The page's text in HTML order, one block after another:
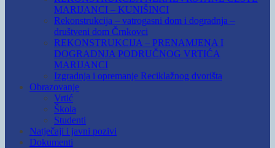
MARIJANCI – KUNIŠINCI
Rekonstrukcija – vatrogasni dom i dogradnja –
društveni dom Črnkovci
REKONSTRUKCIJA – PRENAMJENA I
DOGRADNJA PODRUČNOG VRTIĆA
MARIJANCI
Izgradnja i opremanje Reciklažnog dvorišta
Obrazovanje
Vrtić
Škola
Studenti
Natječaji i javni pozivi
Dokumenti